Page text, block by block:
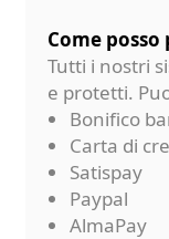
Come posso
Tutti i nostri
e protetti.
Bonifico
Carta di
Satispay
Paypal
AlmaPay